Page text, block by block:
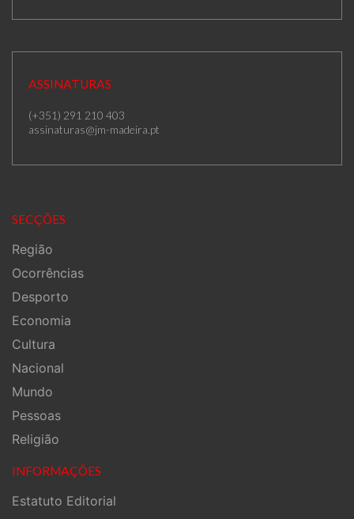
ASSINATURAS
(+351) 291 210 403
assinaturas@jm-madeira.pt
SECÇÕES
Região
Ocorrências
Desporto
Economia
Cultura
Nacional
Mundo
Pessoas
Religião
INFORMAÇÕES
Estatuto Editorial